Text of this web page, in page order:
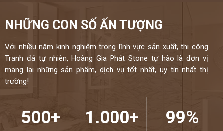
NHỮNG CON SỐ ẤN TƯỢNG
Với nhiều năm kinh nghiệm trong lĩnh vực sản xuất, thi công
Tranh đá tự nhiên, Hoàng Gia Phát Stone tự hào là đơn vị
mang lại những sản phẩm, dịch vụ tốt nhất, uy tín nhất thị
trường!
500+ 1.000+ 99%